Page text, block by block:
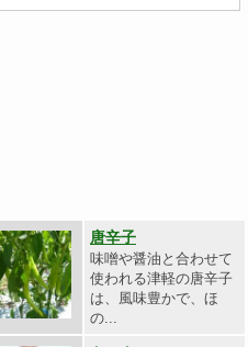
唐辛子
味噌や醤油と合わせて
使われる津軽の唐辛子
は、風味豊かで、ほ
の...